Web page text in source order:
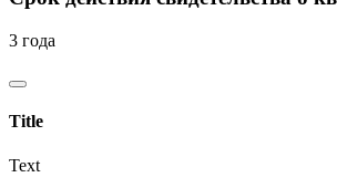
3 года
Title
Text